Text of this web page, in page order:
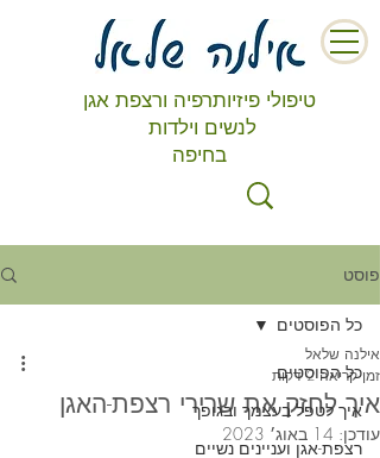
טיפולי פיזיותרפיה ורצפת אגן
לנשים וילדות
בחיפה
פוסט
כל הפוסטים
איך לטפל בעצמך ובגופך
רצפת-אגן ועניינים נשיים
כל הפוסטים
איך לחזק את שרירי רצפת-האגן
אילנה שלאל
זמן קריאה 2 דקות
עודכן: 14 באוג׳ 2023